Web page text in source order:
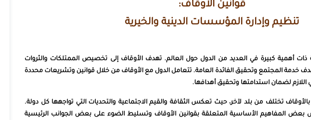
قوانين الأوقاف:
تنظيم وإدارة المؤسسات الدينية والخيرية
ذات أهمية كبيرة في العديد من الدول حول العالم. تهدف الأوقاف إلى تخصيص الممتلكات والثروات
خدمة المجتمع وتحقيق الفائدة العامة. تتعامل الدول مع الأوقاف من خلال قوانين وتشريعات محددة
اللازم لضمان استدامتها وتحقيق أهدافها.
تختلف من بلد لآخر، حيث تعكس الثقافة والقيم الاجتماعية والتحديات التي تواجهها كل دولة.
بعض المفاهيم الأساسية المتعلقة بقوانين الأوقاف وتسليط الضوء على بعض الجوانب الرئيسية